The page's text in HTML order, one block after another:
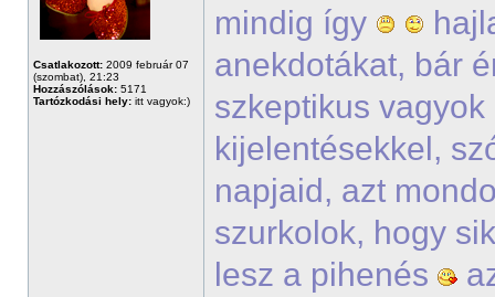
Csatlakozott: 2009 február 07
(szombat), 21:23
Hozzászólások: 5171
Tartózkodási hely: itt vagyok:)
mindig így
anekdotákat, bár
szkeptikus
kijelentésekkel,
napjaid, azt
szurkolok, hogy
lesz a pihenés